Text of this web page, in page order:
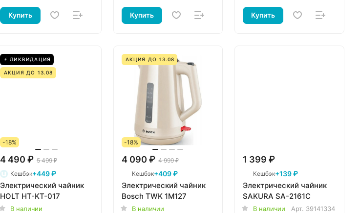
Купить Купить Купить
⚡ ЛИКВИДАЦИЯ
АКЦИЯ ДО 13.08
-18%
4 490 ₽ 5 499 ₽
Кешбэк+449 ₽
Электрический чайник
HOLT HT-KT-017
В наличии
АКЦИЯ ДО 13.08
-18%
4 090 ₽ 4 999 ₽
Кешбэк+409 ₽
Электрический чайник
Bosch TWK 1M127
В наличии
1 399 ₽
Кешбэк+139 ₽
Электрический чайник
SAKURA SA-2161C
В наличии Арт. 39141334